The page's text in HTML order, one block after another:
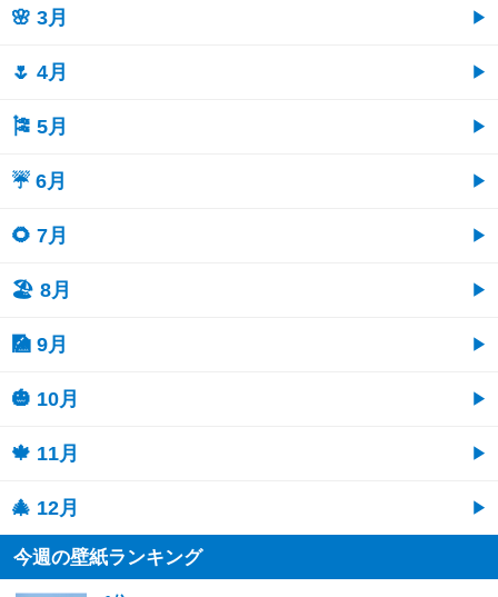
🌸 3月
🌷 4月
🎏 5月
☔ 6月
🌻 7月
🏖 8月
🎑 9月
🎃 10月
🍁 11月
🎄 12月
今週の壁紙ランキング